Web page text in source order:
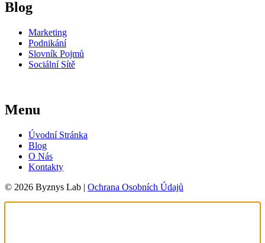
Blog
Marketing
Podnikání
Slovník Pojmů
Sociální Sítě
Menu
Úvodní Stránka
Blog
O Nás
Kontakty
© 2026 Byznys Lab | Ochrana Osobních Údajů